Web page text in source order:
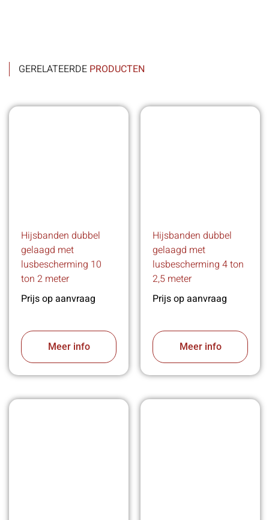
GERELATEERDE PRODUCTEN
Hijsbanden dubbel
gelaagd met
lusbescherming 10
ton 2 meter
Prijs op aanvraag
Meer info
Hijsbanden dubbel
gelaagd met
lusbescherming 4 ton
2,5 meter
Prijs op aanvraag
Meer info